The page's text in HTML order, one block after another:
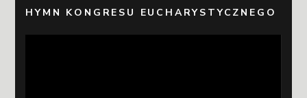
HYMN KONGRESU EUCHARYSTYCZNEGO